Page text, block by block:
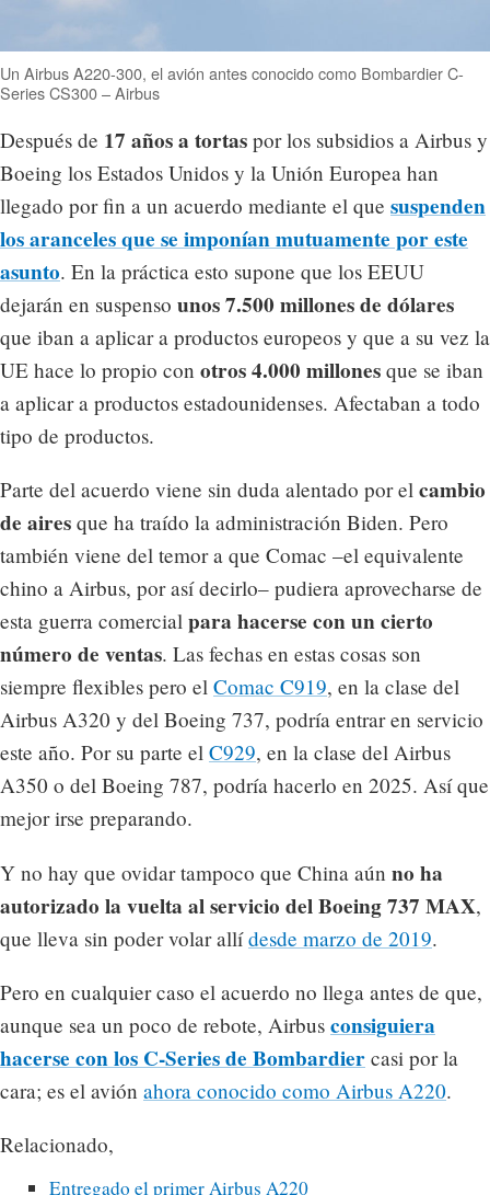
Un Airbus A220-300, el avión antes conocido como Bombardier C-
Series CS300 – Airbus
Después de 17 años a tortas por los subsidios a Airbus y
Boeing los Estados Unidos y la Unión Europea han
llegado por fin a un acuerdo mediante el que suspenden
los aranceles que se imponían mutuamente por este
asunto. En la práctica esto supone que los EEUU
dejarán en suspenso unos 7.500 millones de dólares
que iban a aplicar a productos europeos y que a su vez la
UE hace lo propio con otros 4.000 millones que se iban
a aplicar a productos estadounidenses. Afectaban a todo
tipo de productos.
Parte del acuerdo viene sin duda alentado por el cambio
de aires que ha traído la administración Biden. Pero
también viene del temor a que Comac –el equivalente
chino a Airbus, por así decirlo– pudiera aprovecharse de
esta guerra comercial para hacerse con un cierto
número de ventas. Las fechas en estas cosas son
siempre flexibles pero el Comac C919, en la clase del
Airbus A320 y del Boeing 737, podría entrar en servicio
este año. Por su parte el C929, en la clase del Airbus
A350 o del Boeing 787, podría hacerlo en 2025. Así que
mejor irse preparando.
Y no hay que ovidar tampoco que China aún no ha
autorizado la vuelta al servicio del Boeing 737 MAX,
que lleva sin poder volar allídesde marzo de 2019.
Pero en cualquier caso el acuerdo no llega antes de que,
aunque sea un poco de rebote, Airbus consiguiera
hacerse con los C-Series de Bombardier casi por la
cara; es el avión ahora conocido como Airbus A220.
Relacionado,
Entregado el primer Airbus A220